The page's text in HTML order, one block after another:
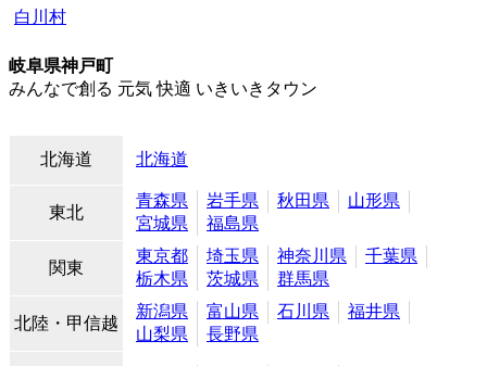
白川村
岐阜県神戸町
みんなで創る 元気 快適 いきいきタウン
北海道 北海道
東北
青森県 岩手県 秋田県
山形県
宮城県
福島県
関東
東京都 埼玉県 神奈川県
千葉県
栃木県
茨城県 群馬県
北陸・甲信越
新潟県 富山県 石川県
福井県
山梨県
長野県